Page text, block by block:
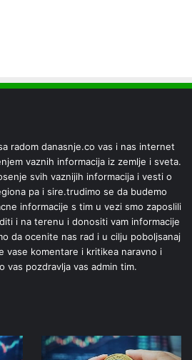
radom danasnje.co vas i nas internet
vaznih informacija iz zemlje i sveta.
svih vaznijih informacija i vesti o
pa i sire.trudimo se da budemo
informacije s tim u vezi smo zaposlili
i na terenu i donositi vam informacije
da ocenite nas rad i u cilju poboljsanaj
vase komentare i kritikea naravno i
vas pozdravlja vas admin tim.